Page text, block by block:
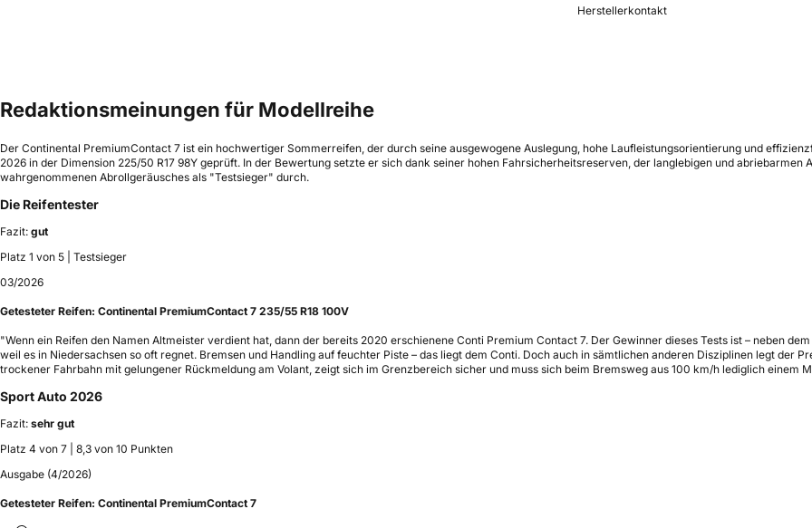
Herstellerkontakt
Redaktionsmeinungen für Modellreihe
Der Continental PremiumContact 7 ist ein hochwertiger Sommerreifen, der durch seine ausgewogene Auslegung, hohe Laufleistungsorientierung und
2026 in der Dimension 225/50 R17 98Y geprüft. In der Bewertung setzte er sich dank seiner hohen Fahrsicherheitsreserven, der langlebigen und
wahrgenommenen Abrollgeräusches als "Testsieger" durch.
Die Reifentester
Fazit: gut
Platz 1 von 5 | Testsieger
03/2026
Getesteter Reifen: Continental PremiumContact 7 235/55 R18 100V
"Wenn ein Reifen den Namen Altmeister verdient hat, dann der bereits 2020 erschienene Conti Premium Contact 7. Der Gewinner dieses Tests ist – neben
weil es in Niedersachsen so oft regnet. Bremsen und Handling auf feuchter Piste – das liegt dem Conti. Doch auch in sämtlichen anderen Disziplinen legt der
trockener Fahrbahn mit gelungener Rückmeldung am Volant, zeigt sich im Grenzbereich sicher und muss sich beim Bremsweg aus 100 km/h lediglich einem
Sport Auto 2026
Fazit: sehr gut
Platz 4 von 7 | 8,3 von 10 Punkten
Ausgabe (4/2026)
Getesteter Reifen: Continental PremiumContact 7